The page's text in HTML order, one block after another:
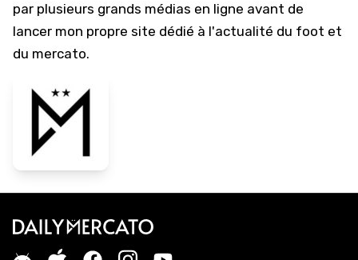
par plusieurs grands médias en ligne avant de
lancer mon propre site dédié à l'actualité du foot et
du mercato.